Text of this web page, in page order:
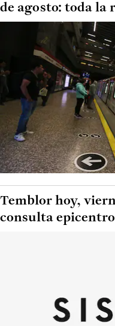
de agosto: toda la
Temblor hoy,
consulta